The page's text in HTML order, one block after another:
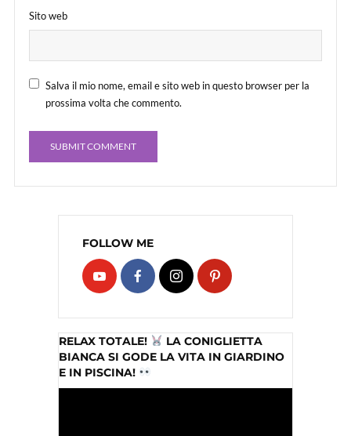
Sito web
Salva il mio nome, email e sito web in questo browser per la
prossima volta che commento.
FOLLOW ME
RELAX TOTALE!
LA CONIGLIETTA
BIANCA SI GODE LA VITA IN GIARDINO
E IN PISCINA!